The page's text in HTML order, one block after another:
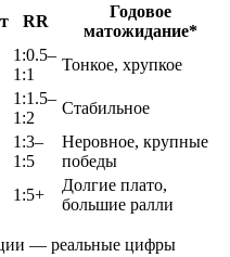
RR
Годовое
матожидание*
1:0.5–
1:1
Тонкое, хрупкое
1:1.5–
1:2
Стабильное
1:3–
1:5
Неровное, крупные
победы
1:5+
Долгие плато,
большие ралли
— реальные цифры